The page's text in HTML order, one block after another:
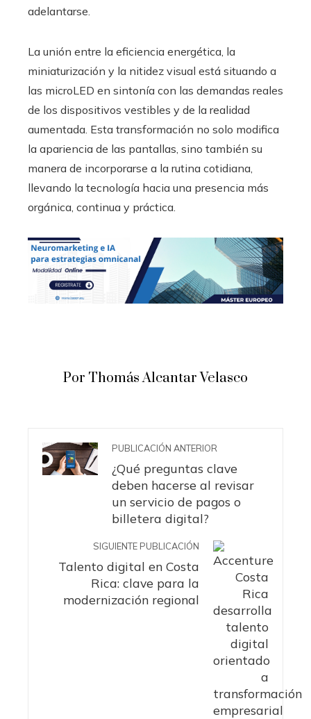
adelantarse.
La unión entre la eficiencia energética, la
miniaturización y la nitidez visual está situando a
las microLED en sintonía con las demandas reales
de los dispositivos vestibles y de la realidad
aumentada. Esta transformación no solo modifica
la apariencia de las pantallas, sino también su
manera de incorporarse a la rutina cotidiana,
llevando la tecnología hacia una presencia más
orgánica, continua y práctica.
Por Thomás Alcantar Velasco
PUBLICACIÓN ANTERIOR
¿Qué preguntas clave
deben hacerse al revisar
un servicio de pagos o
billetera digital?
SIGUIENTE PUBLICACIÓN
Talento digital en Costa
Rica: clave para la
modernización regional